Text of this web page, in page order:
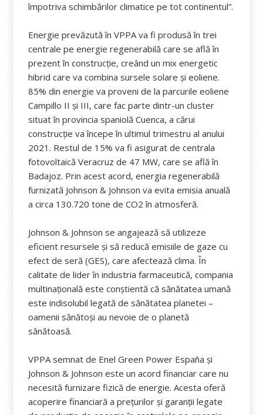
împotriva schimbărilor climatice pe tot continentul”.
Energie prevăzută în VPPA va fi produsă în trei
centrale pe energie regenerabilă care se află în
prezent în construcție, creând un mix energetic
hibrid care va combina sursele solare și eoliene.
85% din energie va proveni de la parcurile eoliene
Campillo II și III, care fac parte dintr-un cluster
situat în provincia spaniolă Cuenca, a cărui
construcție va începe în ultimul trimestru al anului
2021. Restul de 15% va fi asigurat de centrala
fotovoltaică Veracruz de 47 MW, care se află în
Badajoz. Prin acest acord, energia regenerabilă
furnizată Johnson & Johnson va evita emisia anuală
a circa 130.720 tone de CO2 în atmosferă.
Johnson & Johnson se angajează să utilizeze
eficient resursele și să reducă emisiile de gaze cu
efect de seră (GES), care afectează clima. În
calitate de lider în industria farmaceutică, compania
multinațională este conștientă că sănătatea umană
este indisolubil legată de sănătatea planetei –
oamenii sănătoși au nevoie de o planetă
sănătoasă.
VPPA semnat de Enel Green Power España și
Johnson & Johnson este un acord financiar care nu
necesită furnizare fizică de energie. Acesta oferă
acoperire financiară a prețurilor și garanții legate